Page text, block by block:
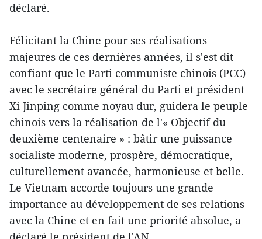
déclaré.
Félicitant la Chine pour ses réalisations
majeures de ces dernières années, il s'est dit
confiant que le Parti communiste chinois (PCC)
avec le secrétaire général du Parti et président
Xi Jinping comme noyau dur, guidera le peuple
chinois vers la réalisation de l'« Objectif du
deuxième centenaire » : bâtir une puissance
socialiste moderne, prospère, démocratique,
culturellement avancée, harmonieuse et belle.
Le Vietnam accorde toujours une grande
importance au développement de ses relations
avec la Chine et en fait une priorité absolue, a